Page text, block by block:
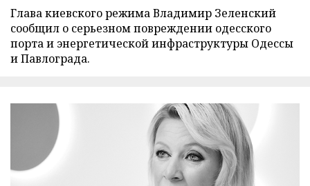
Глава киевского режима Владимир Зеленский
сообщил о серьезном повреждении одесского
порта и энергетической инфраструктуры Одессы
и Павлограда.